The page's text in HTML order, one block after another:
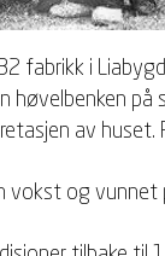
fabrikk i
høvelbenken
av
vokst og